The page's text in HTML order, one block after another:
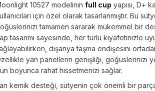
10527 modelininfull cup yapısı, D+
için özel olarak tasarlanmıştır. Bu
tamamen sararak mükemmel bir
tasarımı sayesinde, her türlü kıyafetinizle
dışarıya taşma endişesini
yan panellerin genişliği, göğüslerinizi
boyunca rahat hissetmenizi sağlar.
kemik desteği, sütyenin çok önemli bir